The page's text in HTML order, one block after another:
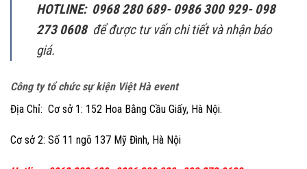
HOTLINE: 0968 280 689- 0986 300 929- 098
273 0608 để được tư vấn chi tiết và nhận báo
giá.
Công ty tổ chức sự kiện Việt Hà event
Địa Chỉ: Cơ sở 1: 152 Hoa Bằng Cầu Giấy, Hà Nội.
Cơ sở 2: Số 11 ngõ 137 Mỹ Đình, Hà Nội